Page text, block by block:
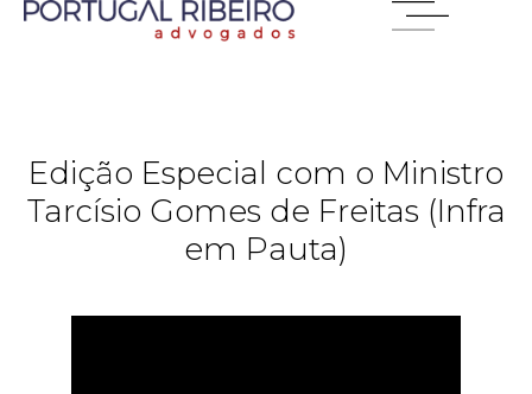
Edição Especial com o Ministro
Tarcísio Gomes de Freitas (Infra
em Pauta)